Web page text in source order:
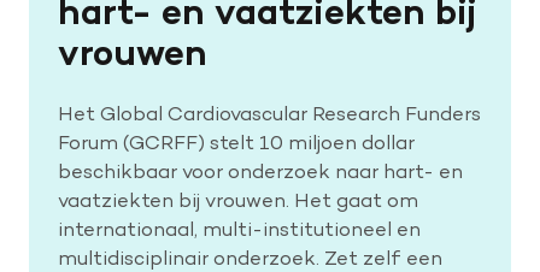
hart- en vaatziekten bij
vrouwen
Het Global Cardiovascular Research Funders
Forum (GCRFF) stelt 10 miljoen dollar
beschikbaar voor onderzoek naar hart- en
vaatziekten bij vrouwen. Het gaat om
internationaal, multi-institutioneel en
multidisciplinair onderzoek. Zet zelf een